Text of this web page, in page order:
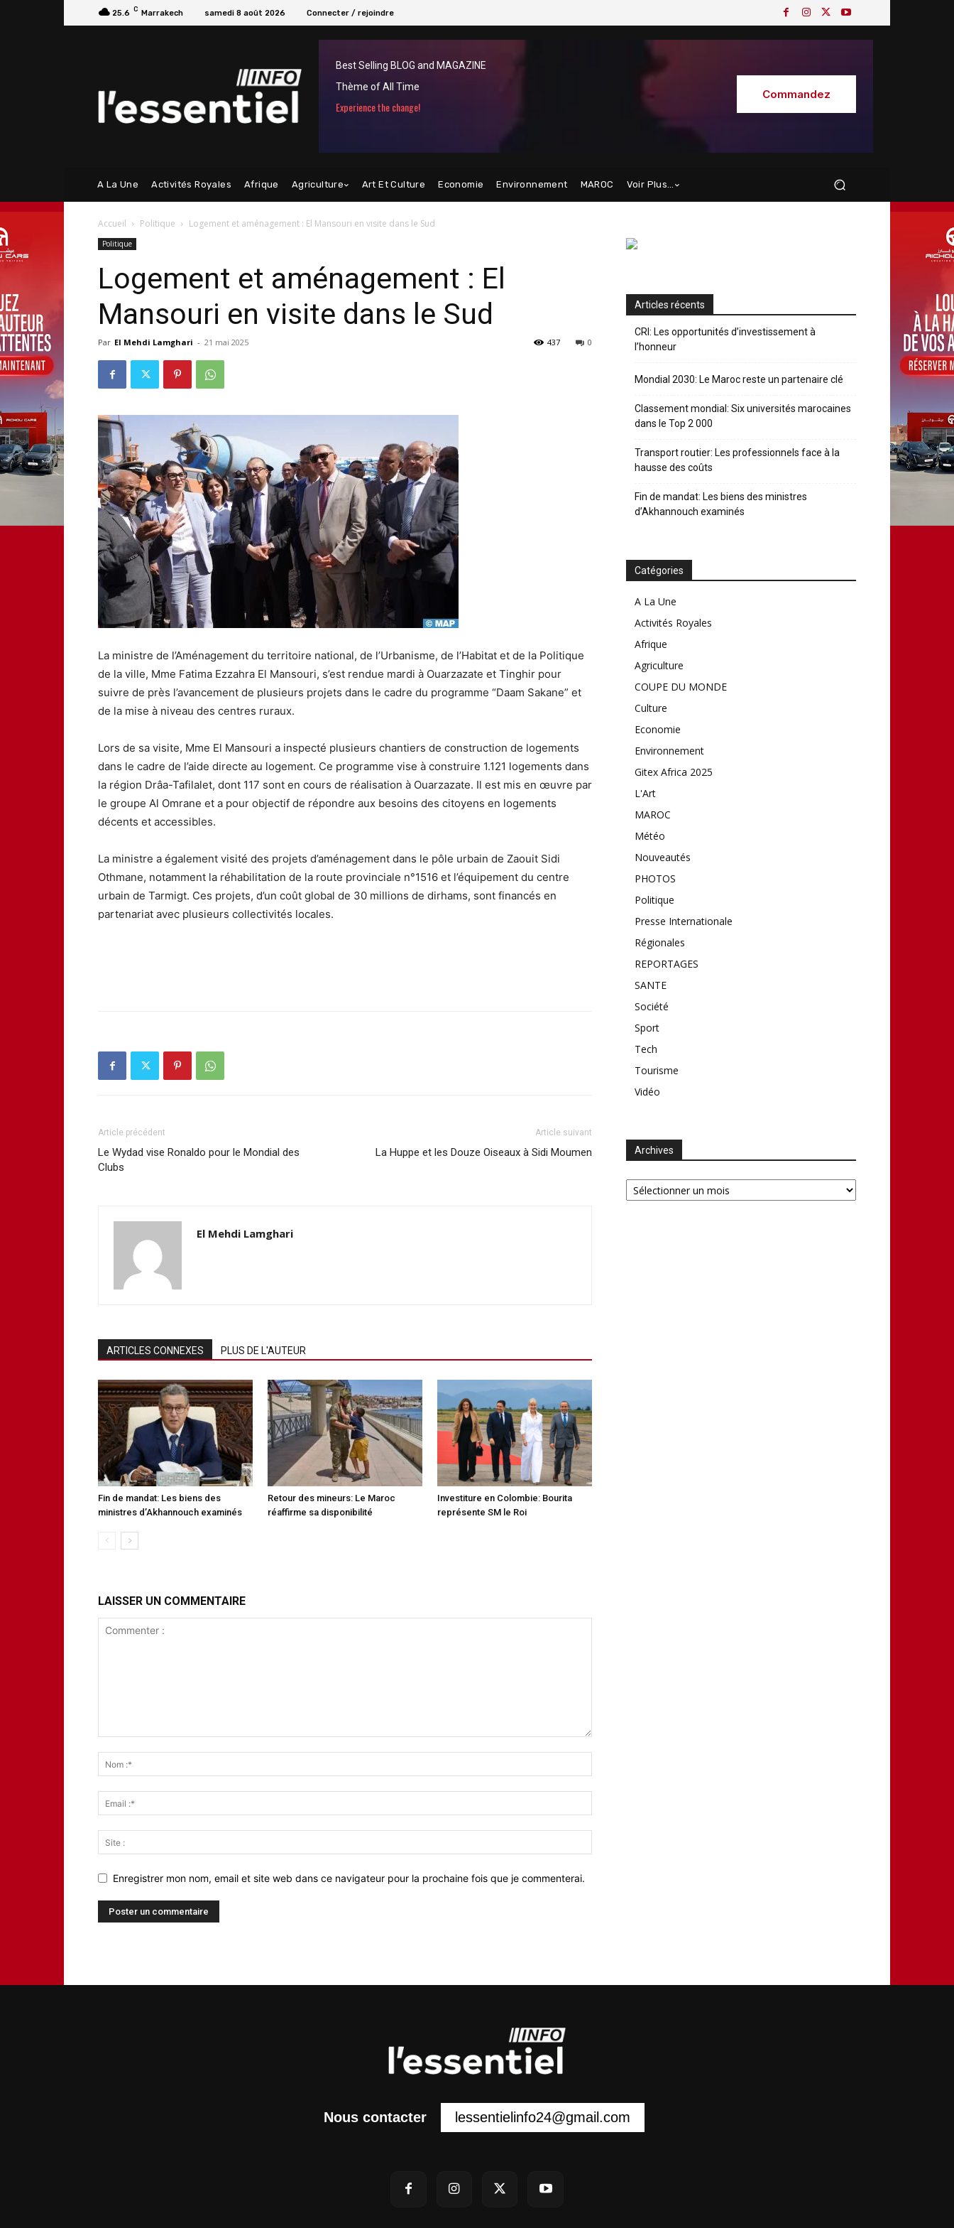
25.6 C Marrakech samedi 8 août 2026 Connecter / rejoindre
Best Selling BLOG and MAGAZINE
Thème of All Time
Experience the change!
Commandez
A La Une Activités Royales Afrique Agriculture Art Et Culture Economie Environnement MAROC Voir Plus…
Accueil Politique Logement et aménagement : El Mansouri en visite dans le Sud
Politique
Logement et aménagement : El
Mansouri en visite dans le Sud
Par El Mehdi Lamghari - 21 mai 2025 0
437
La ministre de l’Aménagement du territoire national, de l’Urbanisme, de l’Habitat et de la Politique
de la ville, Mme Fatima Ezzahra El Mansouri, s’est rendue mardi à Ouarzazate et Tinghir pour
suivre de près l’avancement de plusieurs projets dans le cadre du programme “Daam Sakane” et
de la mise à niveau des centres ruraux.
Lors de sa visite, Mme El Mansouri a inspecté plusieurs chantiers de construction de logements
dans le cadre de l’aide directe au logement. Ce programme vise à construire 1.121 logements dans
la région Drâa-Tafilalet, dont 117 sont en cours de réalisation à Ouarzazate. Il est mis en œuvre par
le groupe Al Omrane et a pour objectif de répondre aux besoins des citoyens en logements
décents et accessibles.
La ministre a également visité des projets d’aménagement dans le pôle urbain de Zaouit Sidi
Othmane, notamment la réhabilitation de la route provinciale n°1516 et l’équipement du centre
urbain de Tarmigt. Ces projets, d’un coût global de 30 millions de dirhams, sont financés en
partenariat avec plusieurs collectivités locales.
Article précédent
Le Wydad vise Ronaldo pour le Mondial des
Clubs
Article suivant
La Huppe et les Douze Oiseaux à Sidi Moumen
El Mehdi Lamghari
ARTICLES CONNEXES PLUS DE L'AUTEUR
Fin de mandat: Les biens des
ministres d’Akhannouch examinés
Retour des mineurs: Le Maroc
réaffirme sa disponibilité
Investiture en Colombie: Bourita
représente SM le Roi
LAISSER UN COMMENTAIRE
Enregistrer mon nom, email et site web dans ce navigateur pour la prochaine fois que je commenterai.
Articles récents
CRI: Les opportunités d’investissement à
l’honneur
Mondial 2030: Le Maroc reste un partenaire clé
Classement mondial: Six universités marocaines
dans le Top 2 000
Transport routier: Les professionnels face à la
hausse des coûts
Fin de mandat: Les biens des ministres
d’Akhannouch examinés
Catégories
A La Une
Activités Royales
Afrique
Agriculture
COUPE DU MONDE
Culture
Economie
Environnement
Gitex Africa 2025
L'Art
MAROC
Météo
Nouveautés
PHOTOS
Politique
Presse Internationale
Régionales
REPORTAGES
SANTE
Société
Sport
Tech
Tourisme
Vidéo
Archives
Archives
Nous contacter lessentielinfo24@gmail.com